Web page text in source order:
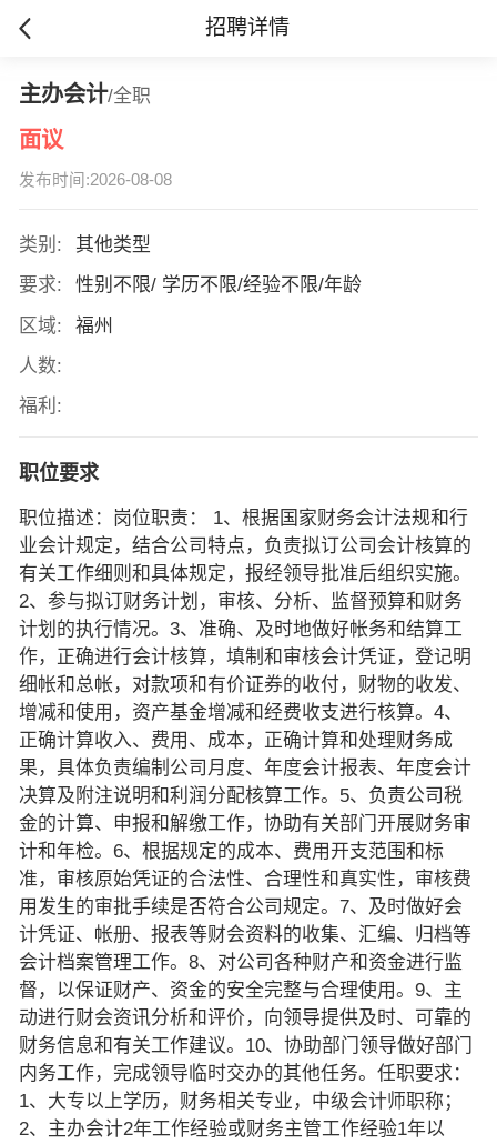
招聘详情
主办会计/全职
面议
发布时间:2026-08-08
类别:
其他类型
要求:
性别不限/ 学历不限/经验不限/年龄
区域:
福州
人数:
福利:
职位要求
职位描述：岗位职责： 1、根据国家财务会计法规和行
业会计规定，结合公司特点，负责拟订公司会计核算的
有关工作细则和具体规定，报经领导批准后组织实施。
2、参与拟订财务计划，审核、分析、监督预算和财务
计划的执行情况。3、准确、及时地做好帐务和结算工
作，正确进行会计核算，填制和审核会计凭证，登记明
细帐和总帐，对款项和有价证券的收付，财物的收发、
增减和使用，资产基金增减和经费收支进行核算。4、
正确计算收入、费用、成本，正确计算和处理财务成
果，具体负责编制公司月度、年度会计报表、年度会计
决算及附注说明和利润分配核算工作。5、负责公司税
金的计算、申报和解缴工作，协助有关部门开展财务审
计和年检。6、根据规定的成本、费用开支范围和标
准，审核原始凭证的合法性、合理性和真实性，审核费
用发生的审批手续是否符合公司规定。7、及时做好会
计凭证、帐册、报表等财会资料的收集、汇编、归档等
会计档案管理工作。8、对公司各种财产和资金进行监
督，以保证财产、资金的安全完整与合理使用。9、主
动进行财会资讯分析和评价，向领导提供及时、可靠的
财务信息和有关工作建议。10、协助部门领导做好部门
内务工作，完成领导临时交办的其他任务。任职要求：
1、大专以上学历，财务相关专业，中级会计师职称；
2、主办会计2年工作经验或财务主管工作经验1年以